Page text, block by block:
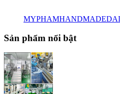
Sản phẩm nổi bật